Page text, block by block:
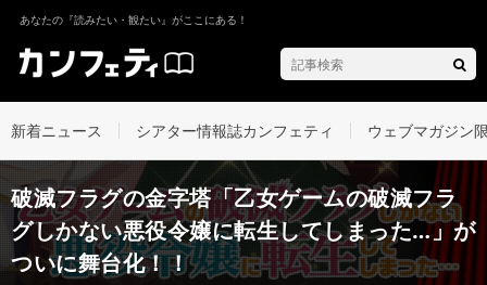
あなたの『読みたい・観たい』がここにある！
新着ニュース シアター情報誌カンフェティ ウェブマガジン
破滅フラグの金字塔「乙女ゲームの破滅フラ
グしかない悪役令嬢に転生してしまった…」が
ついに舞台化！！